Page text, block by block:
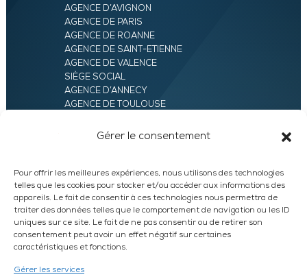
Gérer le consentement
Pour offrir les meilleures expériences, nous utilisons des technologies
telles que les cookies pour stocker et/ou accéder aux informations des
appareils. Le fait de consentir à ces technologies nous permettra de
traiter des données telles que le comportement de navigation ou les ID
uniques sur ce site. Le fait de ne pas consentir ou de retirer son
consentement peut avoir un effet négatif sur certaines
caractéristiques et fonctions.
Gérer les services
AGENCE D’AVIGNON
AGENCE DE PARIS
AGENCE DE ROANNE
AGENCE DE SAINT-ETIENNE
AGENCE DE VALENCE
SIÈGE SOCIAL
AGENCE D’ANNECY
AGENCE DE TOULOUSE
AGENCE D’ORLÉANS